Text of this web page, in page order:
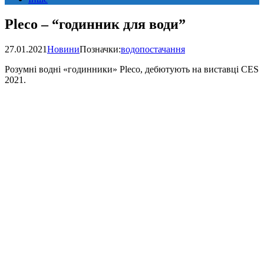
Pleco – “годинник для води”
27.01.2021НовиниПозначки:водопостачання
Розумні водні «годинники» Pleco, дебютують на виставці CES
2021.